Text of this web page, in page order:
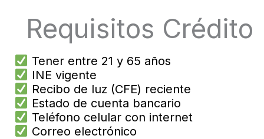
Requisitos Crédito
Tener entre 21 y 65 años
INE vigente
Recibo de luz (CFE) reciente
Estado de cuenta bancario
Teléfono celular con internet
Correo electrónico